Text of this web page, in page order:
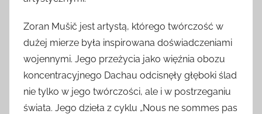
Zoran Mušič jest artystą, którego twórczość w
dużej mierze była inspirowana doświadczeniami
wojennymi. Jego przeżycia jako więźnia obozu
koncentracyjnego Dachau odcisnęły głęboki ślad
nie tylko w jego twórczości, ale i w postrzeganiu
świata. Jego dzieła z cyklu „Nous ne sommes pas